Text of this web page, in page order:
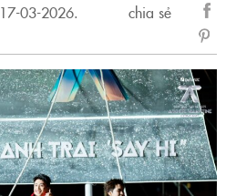
17-03-2026.
chia sẻ
sẻ